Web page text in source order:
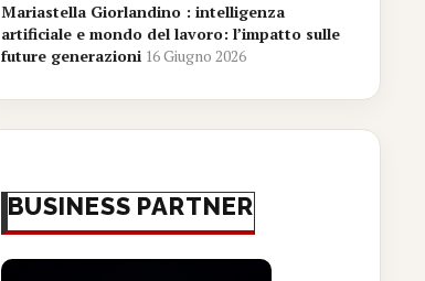
Mariastella Giorlandino : intelligenza
artificiale e mondo del lavoro: l’impatto sulle
future generazioni 16 Giugno 2026
BUSINESS PARTNER